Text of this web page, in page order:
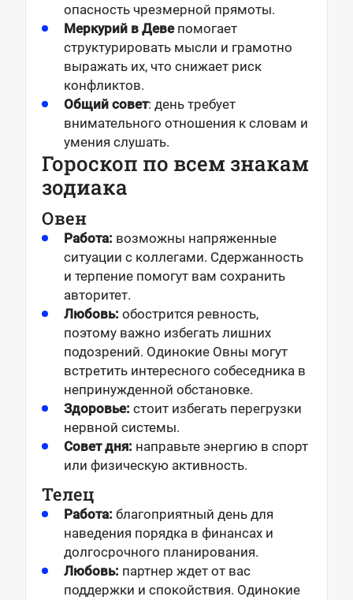
опасность чрезмерной прямоты.
Меркурий в Девепомогает
структурировать мысли и грамотно
выражать их, что снижает риск
конфликтов.
Общий совет: день требует
внимательного отношения к словам и
умения слушать.
Гороскоп по всем знакам
зодиака
Овен
Работа: возможны напряженные
ситуации с коллегами. Сдержанность
и терпение помогут вам сохранить
авторитет.
Любовь: обострится ревность,
поэтому важно избегать лишних
подозрений. Одинокие Овны могут
встретить интересного собеседника в
непринужденной обстановке.
Здоровье: стоит избегать перегрузки
нервной системы.
Совет дня: направьте энергию в спорт
или физическую активность.
Телец
Работа: благоприятный день для
наведения порядка в финансах и
долгосрочного планирования.
Любовь: партнер ждет от вас
поддержки и спокойствия. Одинокие